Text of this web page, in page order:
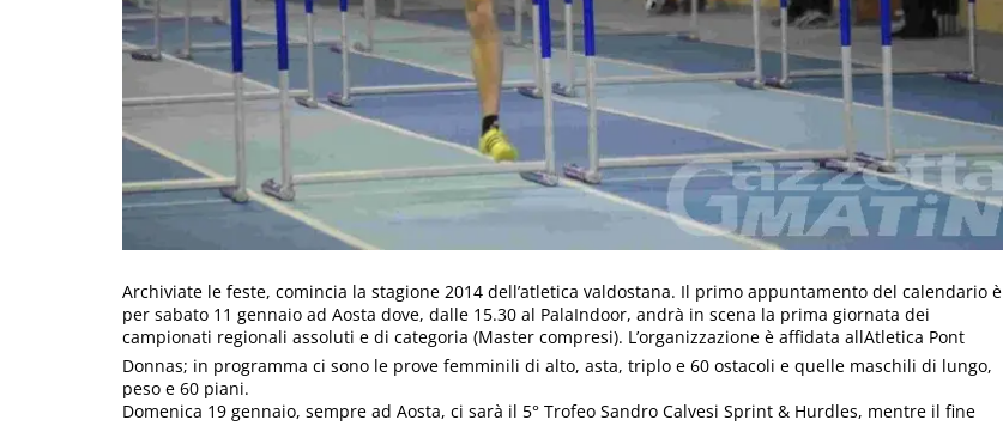
Archiviate le feste, comincia la stagione 2014 dell’atletica valdostana. Il primo appuntamento del calendario è
per sabato 11 gennaio ad Aosta dove, dalle 15.30 al PalaIndoor, andrà in scena la prima giornata dei
campionati regionali assoluti e di categoria (Master compresi). L’organizzazione è affidata allAtletica Pont
Donnas; in programma ci sono le prove femminili di alto, asta, triplo e 60 ostacoli e quelle maschili di lungo,
peso e 60 piani.
Domenica 19 gennaio, sempre ad Aosta, ci sarà il 5° Trofeo Sandro Calvesi Sprint & Hurdles, mentre il fine